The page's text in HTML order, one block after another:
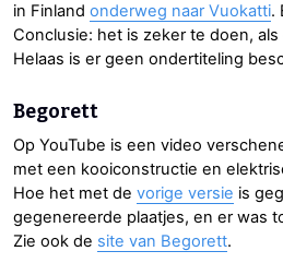
in Finland onderweg naar Vuokatti.
Conclusie: het is zeker te doen,
Helaas is er geen ondertiteling
Begorett
Op YouTube is een video
met een kooiconstructie en
Hoe het met de vorige versie is
gegenereerde plaatjes, en er was
Zie ook de site van Begorett.